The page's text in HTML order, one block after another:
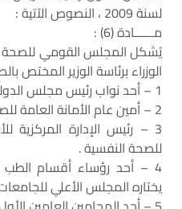
لسنة 2009 ، النصوص الآتية :
مــــــادة (6) :
يُشكل المجلس القومي للصحة
الوزراء برئاسة الوزير المختص
1 – أحد نواب رئيس مجلس الدولة ، يختاره رئيس المجلس .
2 – أمين عام الأمانة العامة للصحة النفسية وعلاج الإدمان .
3 – رئيس الإدارة
للصحة النفسية .
4 – أحد رؤساء أقسام
يختاره المجلس الأعلي